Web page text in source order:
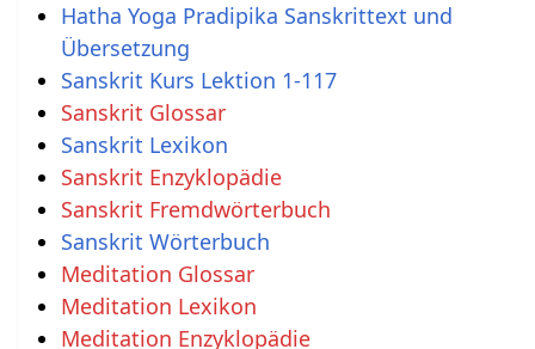
Hatha Yoga Pradipika Sanskrittext und
Übersetzung
Sanskrit Kurs Lektion 1-117
Sanskrit Glossar
Sanskrit Lexikon
Sanskrit Enzyklopädie
Sanskrit Fremdwörterbuch
Sanskrit Wörterbuch
Meditation Glossar
Meditation Lexikon
Meditation Enzyklopädie